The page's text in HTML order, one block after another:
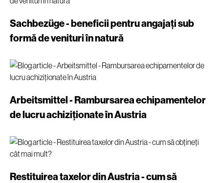
Sachbezüge - beneficii pentru angajați sub
formă de venituri în natură
Arbeitsmittel - Rambursarea echipamentelor
de lucru achiziționate în Austria
Restituirea taxelor din Austria - cum să